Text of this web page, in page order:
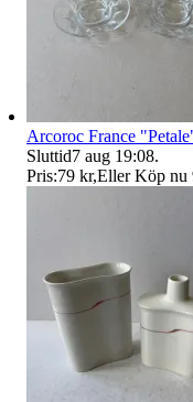
Arcoroc France
Sluttid7 aug 19:08.
Pris:79 kr,Eller Köp nu